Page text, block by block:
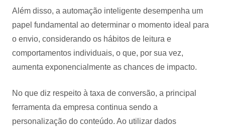
Além disso, a automação inteligente desempenha um
papel fundamental ao determinar o momento ideal para
o envio, considerando os hábitos de leitura e
comportamentos individuais, o que, por sua vez,
aumenta exponencialmente as chances de impacto.
No que diz respeito à taxa de conversão, a principal
ferramenta da empresa continua sendo a
personalização do conteúdo. Ao utilizar dados